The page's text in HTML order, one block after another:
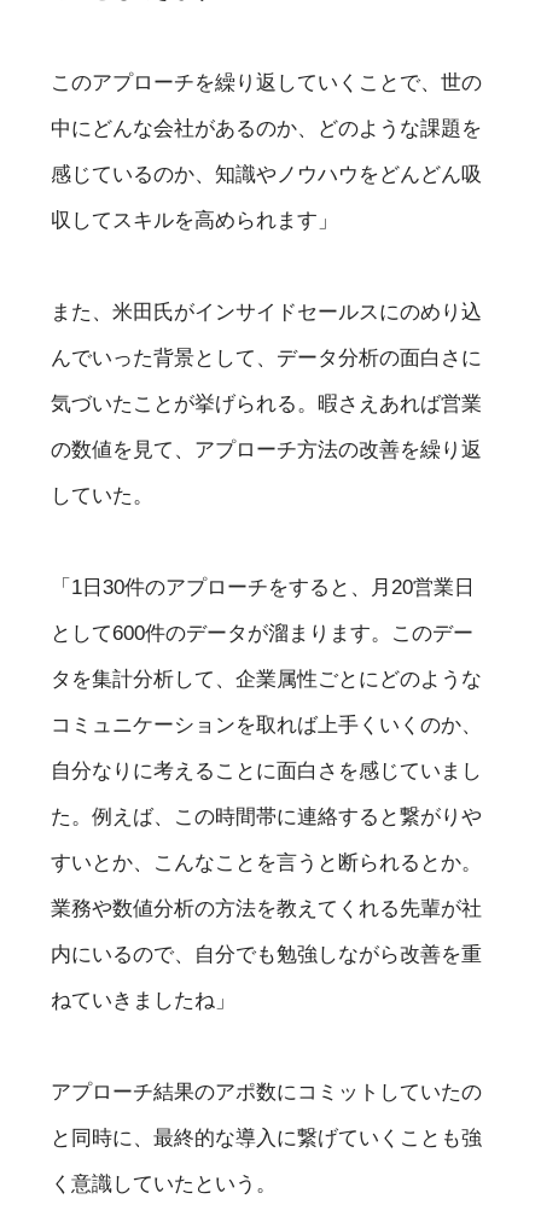
このアプローチを繰り返していくことで、世の
中にどんな会社があるのか、どのような課題を
感じているのか、知識やノウハウをどんどん吸
収してスキルを高められます」
また、米田氏がインサイドセールスにのめり込
んでいった背景として、データ分析の面白さに
気づいたことが挙げられる。暇さえあれば営業
の数値を見て、アプローチ方法の改善を繰り返
していた。
「1日30件のアプローチをすると、月20営業日
として600件のデータが溜まります。このデー
タを集計分析して、企業属性ごとにどのような
コミュニケーションを取れば上手くいくのか、
自分なりに考えることに面白さを感じていまし
た。例えば、この時間帯に連絡すると繋がりや
すいとか、こんなことを言うと断られるとか。
業務や数値分析の方法を教えてくれる先輩が社
内にいるので、自分でも勉強しながら改善を重
ねていきましたね」
アプローチ結果のアポ数にコミットしていたの
と同時に、最終的な導入に繋げていくことも強
く意識していたという。